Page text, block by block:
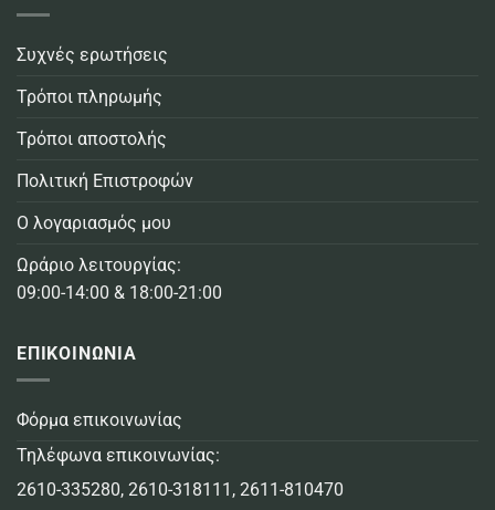
Συχνές ερωτήσεις
Τρόποι πληρωμής
Τρόποι αποστολής
Πολιτική Επιστροφών
Ο λογαριασμός μου
Ωράριο λειτουργίας:
09:00-14:00 & 18:00-21:00
ΕΠΙΚΟΙΝΩΝΙΑ
Φόρμα επικοινωνίας
Τηλέφωνα επικοινωνίας:
2610-335280, 2610-318111 , 2611-810470